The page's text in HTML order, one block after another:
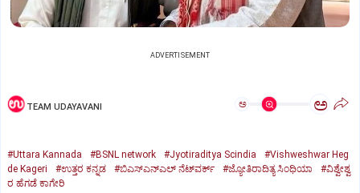
ADVERTISEMENT
TEAM UDAYAVANI ಅ ಅ
#Uttara Kannada #BSNL network #Jyotiraditya Scindia
#Vishweshwar Heg
de Kageri
#ಉತ್ತರ ಕನ್ನಡ #ಬಿಎಸ್‌ಎನ್‌ಎಲ್ ನೆಟ್‌ವರ್ಕ್ #ಜ್ಯೋತಿರಾದಿತ್ಯ ಸಿಂಧಿಯಾ
#ವಿಶ್ವೇಶ್ವ
ರ ಹೆಗಡೆ ಕಾಗೇರಿ